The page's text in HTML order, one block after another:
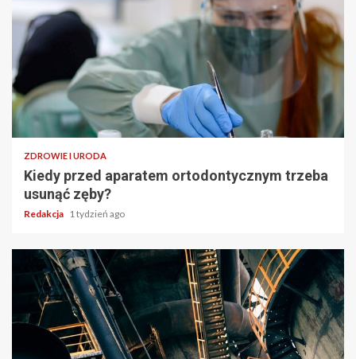
ZDROWIE I URODA
Kiedy przed aparatem ortodontycznym trzeba
usunąć zęby?
Redakcja 1 tydzień ago